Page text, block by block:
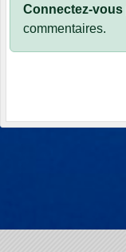
Connectez-vous
commentaires.